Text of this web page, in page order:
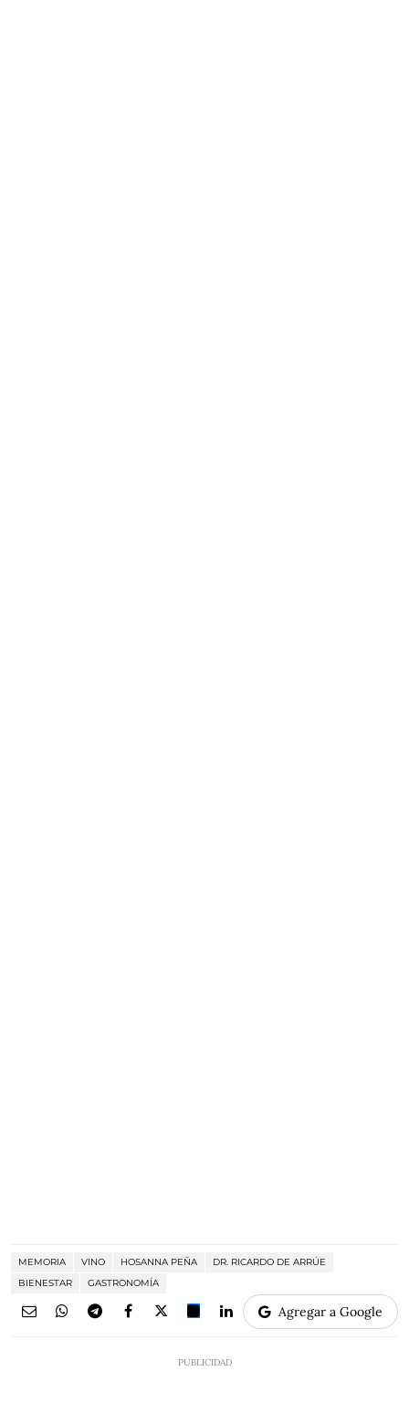
MEMORIA VINO HOSANNA PEÑA
DR. RICARDO DE ARRÚE
BIENESTAR
GASTRONOMÍA
Agregar a Google